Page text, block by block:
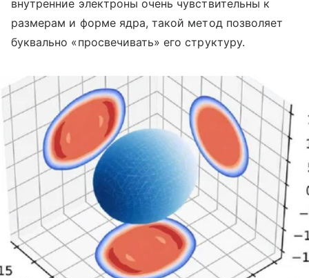
внутренние электроны очень чувствительны к
размерам и форме ядра, такой метод позволяет
буквально «просвечивать» его структуру.